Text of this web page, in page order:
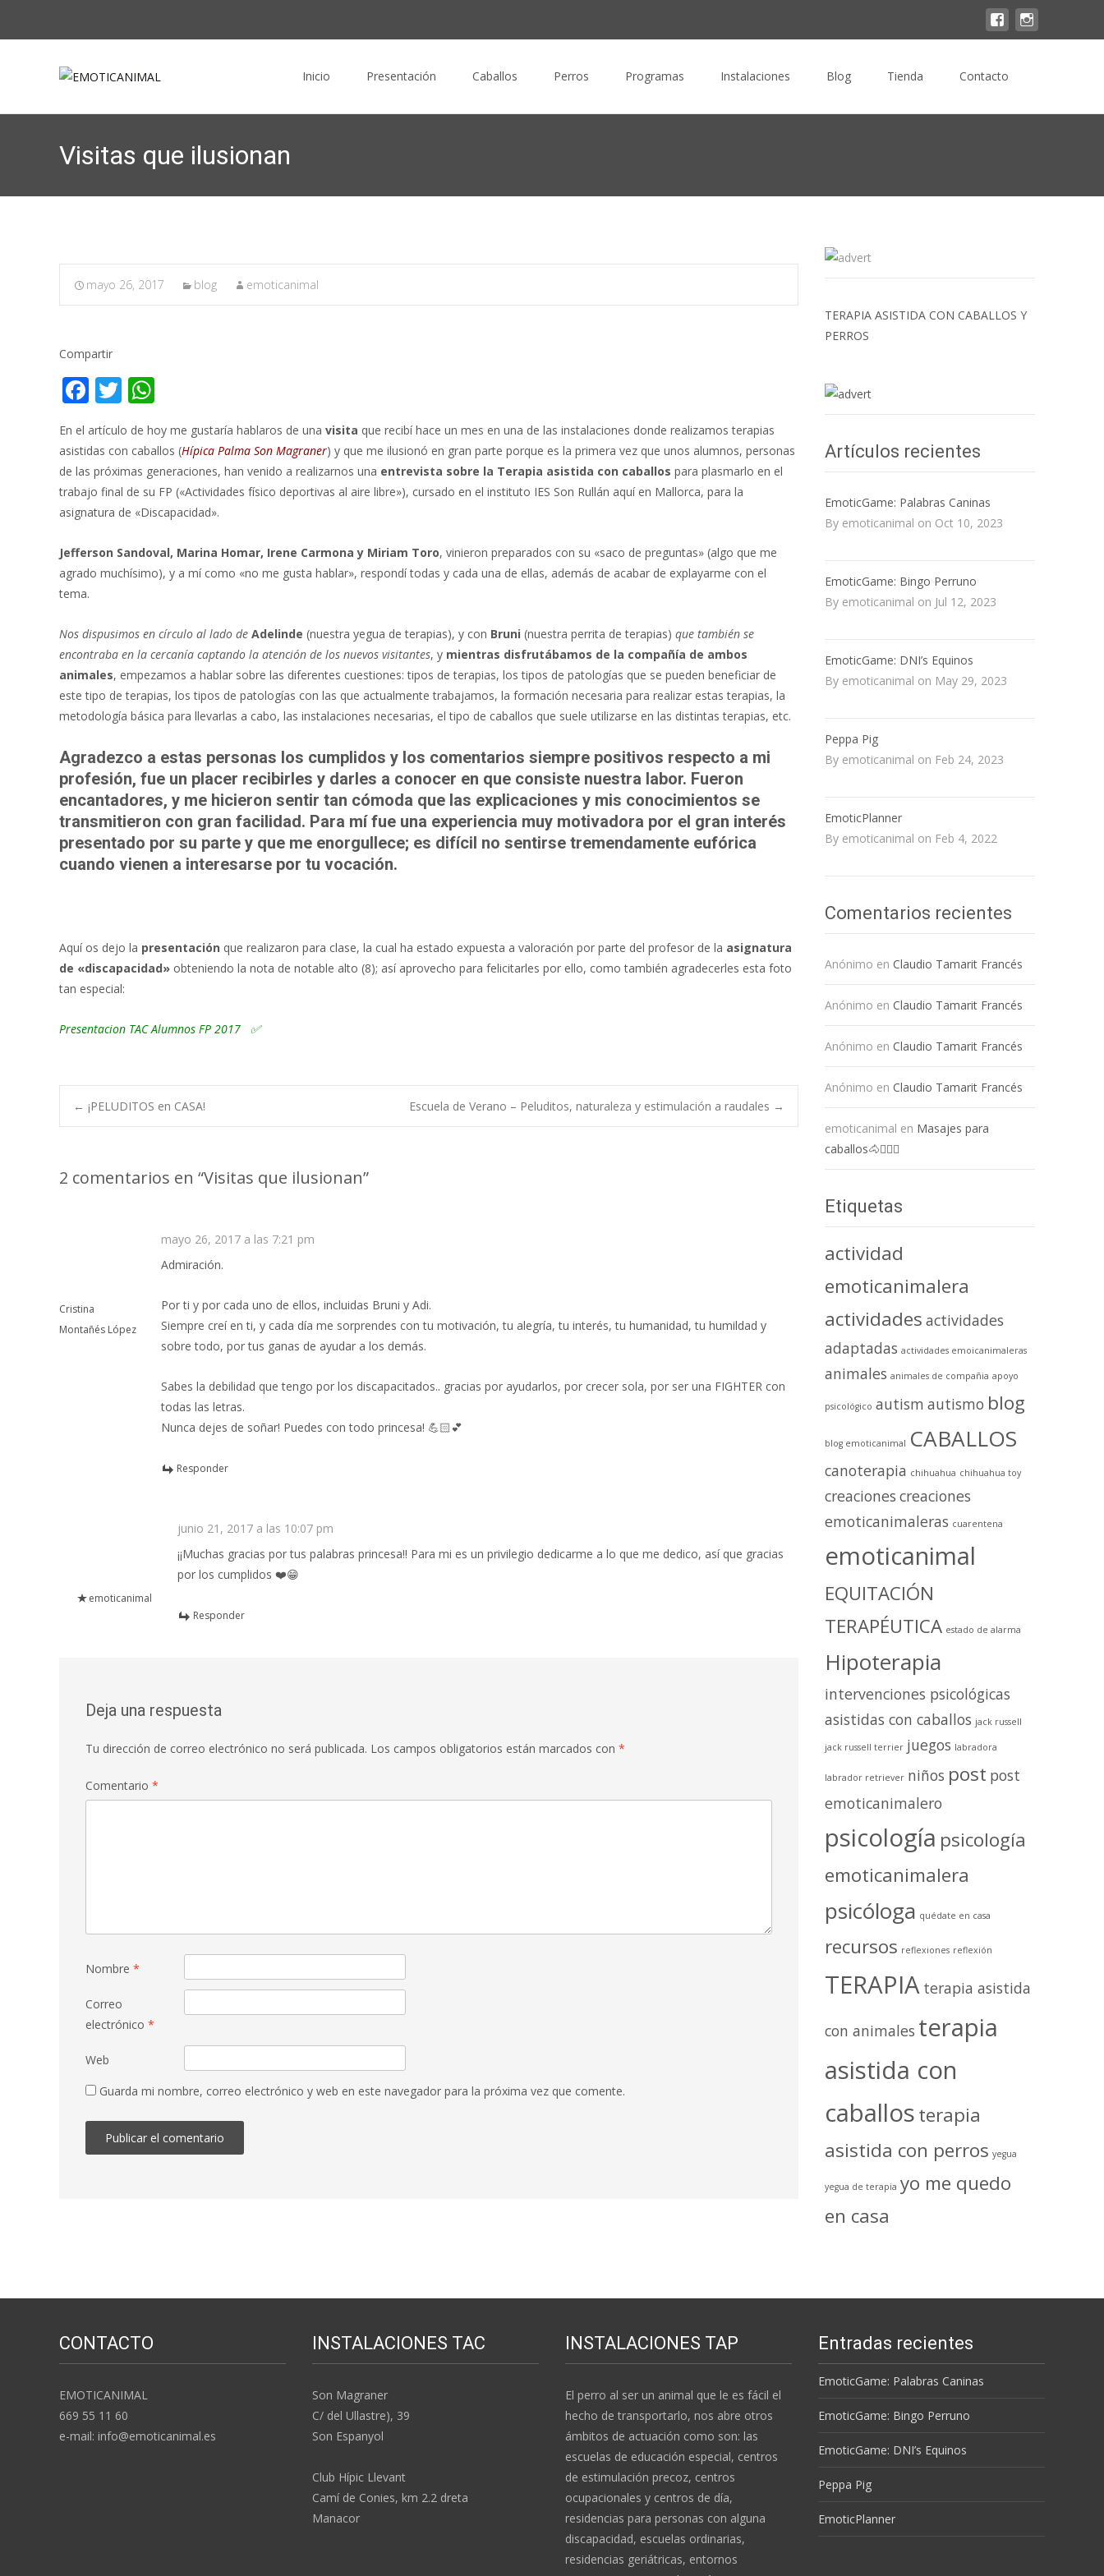
Inicio
Presentación Caballos Perros Programas Instalaciones Blog Tienda Contacto
Visitas que ilusionan
mayo 26, 2017 blog emoticanimal
Compartir
F
ac
e
b
o
o
k
T
w
itt
er
at
s
A
p
p
En el artículo de hoy me gustaría hablaros de una visita que recibí hace un mes en una de las instalaciones donde realizamos terapias
asistidas con caballos (Hípica Palma Son Magraner) y que me ilusionó en gran parte porque es la primera vez que unos alumnos, personas
de las próximas generaciones, han venido a realizarnos una entrevista sobre la Terapia asistida con caballos para plasmarlo en el
trabajo final de su FP («Actividades físico deportivas al aire libre»), cursado en el instituto IES Son Rullán aquí en Mallorca, para la
asignatura de «Discapacidad».
Jefferson Sandoval, Marina Homar, Irene Carmona y Miriam Toro, vinieron preparados con su «saco de preguntas» (algo que me
agrado muchísimo), y a mí como «no me gusta hablar», respondí todas y cada una de ellas, además de acabar de explayarme con el
tema.
Nos dispusimos en círculo al lado de Adelinde (nuestra yegua de terapias), y con Bruni (nuestra perrita de terapias) que también se
encontraba en la cercanía captando la atención de los nuevos visitantes, y mientras disfrutábamos de la compañía de ambos
animales, empezamos a hablar sobre las diferentes cuestiones: tipos de terapias, los tipos de patologías que se pueden beneficiar de
este tipo de terapias, los tipos de patologías con las que actualmente trabajamos, la formación necesaria para realizar estas terapias, la
metodología básica para llevarlas a cabo, las instalaciones necesarias, el tipo de caballos que suele utilizarse en las distintas terapias, etc.
Agradezco a estas personas los cumplidos y los comentarios siempre positivos respecto a mi
profesión, fue un placer recibirles y darles a conocer en que consiste nuestra labor. Fueron
encantadores, y me hicieron sentir tan cómoda que las explicaciones y mis conocimientos se
transmitieron con gran facilidad. Para mí fue una experiencia muy motivadora por el gran interés
presentado por su parte y que me enorgullece; es difícil no sentirse tremendamente eufórica
cuando vienen a interesarse por tu vocación.
Aquí os dejo la presentación que realizaron para clase, la cual ha estado expuesta a valoración por parte del profesor de la asignatura
de «discapacidad» obteniendo la nota de notable alto (8); así aprovecho para felicitarles por ello, como también agradecerles esta foto
tan especial:
Presentacion TAC Alumnos FP 2017 ✅
← ¡PELUDITOS en CASA! Escuela de Verano – Peluditos, naturaleza y estimulación a raudales →
2 comentarios en “Visitas que ilusionan”
Cristina
Montañés López
mayo 26, 2017 a las 7:21 pm
Admiración.
Por ti y por cada uno de ellos, incluidas Bruni y Adi.
Siempre creí en ti, y cada día me sorprendes con tu motivación, tu alegría, tu interés, tu humanidad, tu humildad y
sobre todo, por tus ganas de ayudar a los demás.
Sabes la debilidad que tengo por los discapacitados.. gracias por ayudarlos, por crecer sola, por ser una FIGHTER con
todas las letras.
Nunca dejes de soñar! Puedes con todo princesa! 💪🏻💕
Responder
emoticanimal
junio 21, 2017 a las 10:07 pm
¡¡Muchas gracias por tus palabras princesa!! Para mi es un privilegio dedicarme a lo que me dedico, así que gracias
por los cumplidos ❤️😁
Responder
Deja una respuesta
Tu dirección de correo electrónico no será publicada. Los campos obligatorios están marcados con *
Comentario *
Nombre *
Correo
electrónico *
Web
Guarda mi nombre, correo electrónico y web en este navegador para la próxima vez que comente.
TERAPIA ASISTIDA CON CABALLOS Y
PERROS
Artículos recientes
EmoticGame: Palabras Caninas
By emoticanimal on Oct 10, 2023
EmoticGame: Bingo Perruno
By emoticanimal on Jul 12, 2023
EmoticGame: DNI’s Equinos
By emoticanimal on May 29, 2023
Peppa Pig
By emoticanimal on Feb 24, 2023
EmoticPlanner
By emoticanimal on Feb 4, 2022
Comentarios recientes
Anónimo en Claudio Tamarit Francés
Anónimo en Claudio Tamarit Francés
Anónimo en Claudio Tamarit Francés
Anónimo en Claudio Tamarit Francés
emoticanimal en Masajes para
caballos🐴💆🏻‍♀️
Etiquetas
actividad
emoticanimalera
actividades actividades
adaptadas actividades emoicanimaleras
animales animales de compañia apoyo
psicológico autism autismo blog
blog emoticanimal CABALLOS
canoterapia chihuahua chihuahua toy
creaciones creaciones
emoticanimaleras cuarentena
emoticanimal
EQUITACIÓN
TERAPÉUTICA estado de alarma
Hipoterapia
intervenciones psicológicas
asistidas con caballos jack russell
jack russell terrier juegos labradora
labrador retriever niños post post
emoticanimalero
psicología psicología
emoticanimalera
psicóloga quédate en casa
recursos reflexiones reflexión
TERAPIA terapia asistida
con animales terapia
asistida con
caballosterapia
asistida con perros yegua
yegua de terapia yo me quedo
en casa
CONTACTO
EMOTICANIMAL
669 55 11 60
e-mail: info@emoticanimal.es
INSTALACIONES TAC
Son Magraner
C/ del Ullastre), 39
Son Espanyol
Club Hípic Llevant
Camí de Conies, km 2.2 dreta
Manacor
INSTALACIONES TAP
El perro al ser un animal que le es fácil el
hecho de transportarlo, nos abre otros
ámbitos de actuación como son: las
escuelas de educación especial, centros
de estimulación precoz, centros
ocupacionales y centros de día,
residencias para personas con alguna
discapacidad, escuelas ordinarias,
residencias geriátricas, entornos
Entradas recientes
EmoticGame: Palabras Caninas
EmoticGame: Bingo Perruno
EmoticGame: DNI’s Equinos
Peppa Pig
EmoticPlanner